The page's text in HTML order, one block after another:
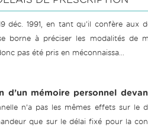
déc. 1991, en tant qu'il confère aux
borne à préciser les modalités
pas été pris en méconnaissa...
d’un mémoire personnel
n’a pas les mêmes effets sur le
que sur le délai fixé pour la